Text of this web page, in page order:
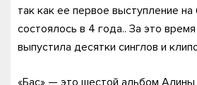
так как ее первое выступление
состоялось в 4 года.. За это
выпустила десятки синглов и
«Бас» — это шестой альбом Алины